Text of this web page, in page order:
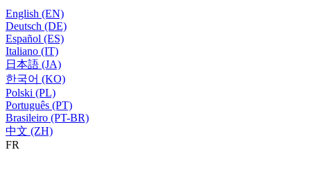
English (EN)
Deutsch (DE)
Español (ES)
Italiano (IT)
日本語 (JA)
한국어 (KO)
Polski (PL)
Português (PT)
Brasileiro (PT-BR)
中文 (ZH)
FR